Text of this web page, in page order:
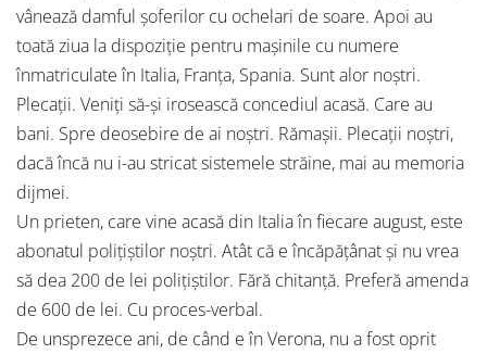
vânează damful șoferilor cu ochelari de soare. Apoi au
toată ziua la dispoziție pentru mașinile cu numere
înmatriculate în Italia, Franța, Spania. Sunt alor noștri.
Plecații. Veniți să-și irosească concediul acasă. Care au
bani. Spre deosebire de ai noștri. Rămașii. Plecații noștri,
dacă încă nu i-au stricat sistemele străine, mai au memoria
dijmei.
Un prieten, care vine acasă din Italia în fiecare august, este
abonatul polițiștilor noștri. Atât că e încăpățânat și nu vrea
să dea 200 de lei polițiștilor. Fără chitanță. Preferă amenda
de 600 de lei. Cu proces-verbal.
De unsprezece ani, de când e în Verona, nu a fost oprit